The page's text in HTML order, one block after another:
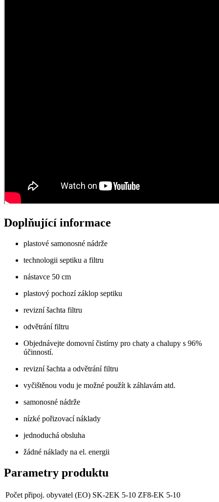
Doplňující informace
plastové samonosné nádrže
technologii septiku a filtru
nástavce 50 cm
plastový pochozí záklop septiku
revizní šachta filtru
odvětrání filtru
Objednávejte domovní čistírny pro chaty a chalupy s 96%
účinností.
revizní šachta a odvětrání filtru
vyčištěnou vodu je možné použít k záhlavám atd.
samonosné nádrže
nízké pořizovací náklady
jednoduchá obsluha
žádné náklady na el. energii
Parametry produktu
Počet připoj. obyvatel (EO) SK-2EK 5-10 ZF8-EK 5-10